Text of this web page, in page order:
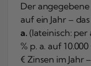
Der
auf ein Jahr –
a. (lateinisch: per
% p. a. auf
€ Zinsen im Jahr